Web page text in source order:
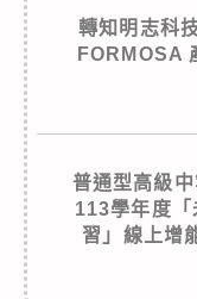
轉知明志科
FORMOSA
普通型高級
113學年度「
習」線上增